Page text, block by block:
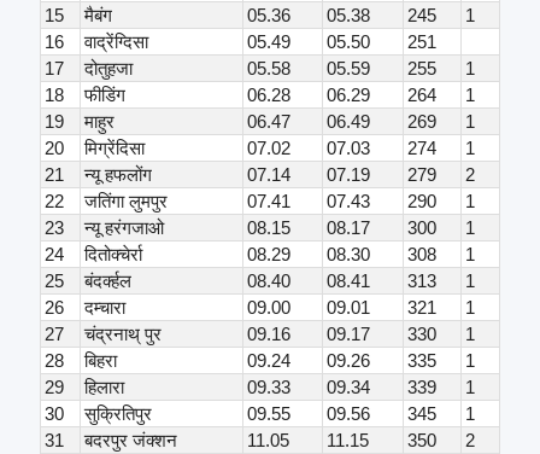
15
मैबंग 05.36 05.38 245
1
16
वाद्रेंग्दिसा 05.49 05.50
251
17
दोतुहजा 05.58 05.59 255
1
18
फीडिंग 06.28 06.29 264
1
19
माहुर 06.47 06.49 269
1
20
मिग्रेंदिसा 07.02 07.03 274
1
21
न्यू हफलोंग 07.14 07.19 279
2
22
जतिंगा लुमपुर 07.41 07.43 290
1
23
न्यू हरंगजाओ 08.15 08.17 300
1
24
दितोक्चेर्रा 08.29 08.30 308
1
25
बंदर्क्हल 08.40 08.41 313
1
26
दम्चारा 09.00 09.01 321
1
27
चंद्रनाथ् पुर 09.16 09.17 330
1
28
बिहरा 09.24 09.26 335
1
29
हिलारा 09.33 09.34 339
1
30
सुक्रितिपुर 09.55 09.56 345
1
31
बदरपुर जंक्शन 11.05 11.15 350
2